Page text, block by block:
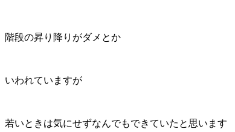
階段の昇り降りがダメとか
いわれていますが
若いときは気にせずなんでもできていたと思います